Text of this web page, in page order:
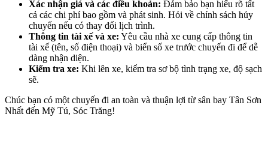
Xác nhận giá và các điều khoản: Đảm bảo bạn hiểu rõ tất
cả các chi phí bao gồm và phát sinh. Hỏi về chính sách hủy
chuyến nếu có thay đổi lịch trình.
Thông tin tài xế và xe: Yêu cầu nhà xe cung cấp thông tin
tài xế (tên, số điện thoại) và biển số xe trước chuyến đi để dễ
dàng nhận diện.
Kiểm tra xe: Khi lên xe, kiểm tra sơ bộ tình trạng xe, độ sạch
sẽ.
Chúc bạn có một chuyến đi an toàn và thuận lợi từ sân bay Tân Sơn
Nhất đến Mỹ Tú, Sóc Trăng!